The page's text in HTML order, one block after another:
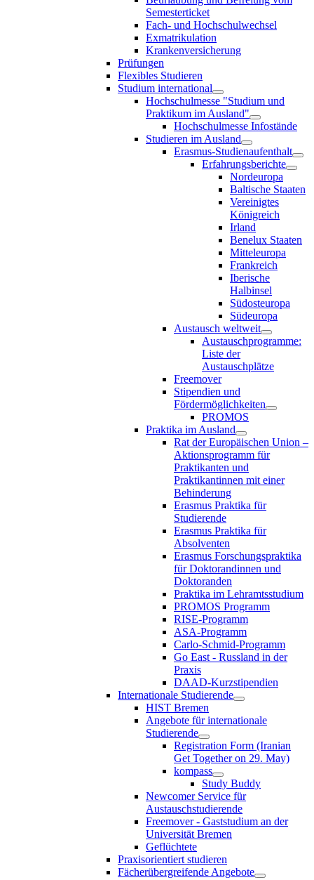
Semesterticket
Fach- und Hochschulwechsel
Exmatrikulation
Krankenversicherung
Prüfungen
Flexibles Studieren
Studium international
Hochschulmesse "Studium und
Praktikum im Ausland"
Hochschulmesse Infostände
Studieren im Ausland
Erasmus-Studienaufenthalt
Erfahrungsberichte
Nordeuropa
Baltische Staaten
Vereinigtes
Königreich
Irland
Benelux Staaten
Mitteleuropa
Frankreich
Iberische
Halbinsel
Südosteuropa
Südeuropa
Austausch weltweit
Austauschprogramme:
Liste der
Austauschplätze
Freemover
Stipendien und
Fördermöglichkeiten
PROMOS
Praktika im Ausland
Rat der Europäischen Union –
Aktionsprogramm für
Praktikanten und
Praktikantinnen mit einer
Behinderung
Erasmus Praktika für
Studierende
Erasmus Praktika für
Absolventen
Erasmus Forschungspraktika
für Doktorandinnen und
Doktoranden
Praktika im Lehramtsstudium
PROMOS Programm
RISE-Programm
ASA-Programm
Carlo-Schmid-Programm
Go East - Russland in der
Praxis
DAAD-Kurzstipendien
Internationale Studierende
HIST Bremen
Angebote für internationale
Studierende
Registration Form (Iranian
Get Together on 29. May)
kompass
Study Buddy
Newcomer Service für
Austauschstudierende
Freemover - Gaststudium an der
Universität Bremen
Geflüchtete
Praxisorientiert studieren
Fächerübergreifende Angebote